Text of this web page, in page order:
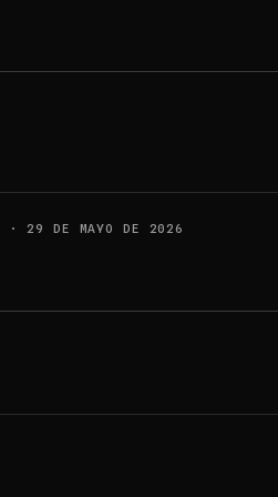
·29 DE MAYO DE 2026